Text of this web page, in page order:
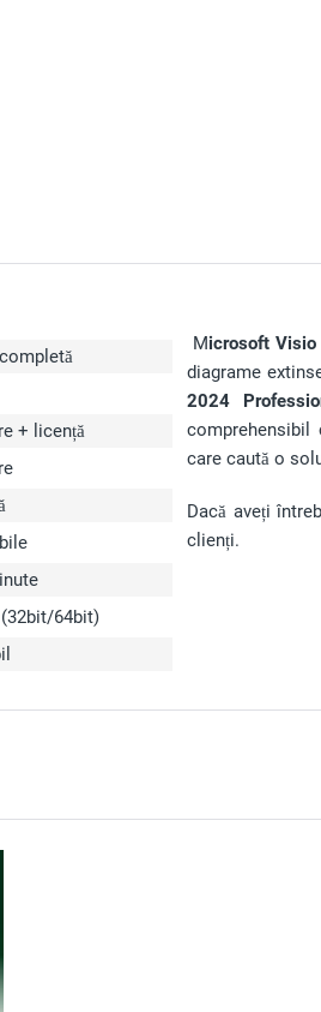
+ licență
64bit)
Microsoft Visio
diagrame
2024
comprehensibil
care caută o
Dacă aveți
clienți.